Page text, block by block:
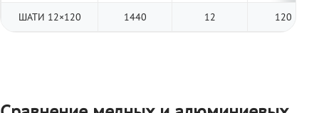
ШАТИ 12×120 1440 12 120